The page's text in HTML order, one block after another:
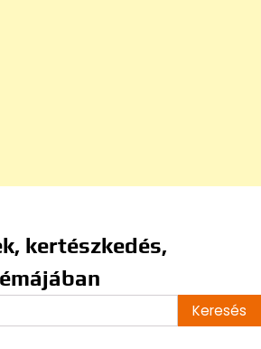
kertészkedés,